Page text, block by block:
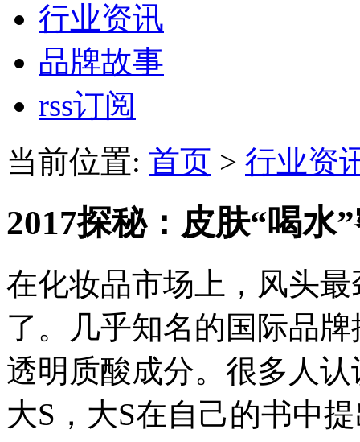
行业资讯
品牌故事
rss订阅
当前位置: 首页 > 行业资
2017探秘：皮肤“喝水
在化妆品市场上，风头
了。几乎知名的国际品
透明质酸成分。很多人
大S，大S在自己的书中